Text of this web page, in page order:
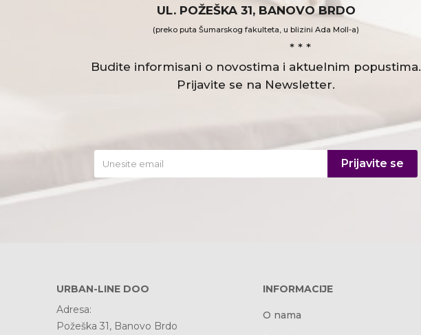
UL. POŽEŠKA 31, BANOVO BRDO
(preko puta Šumarskog fakulteta, u blizini Ada Moll-a)
* * *
Budite informisani o novostima i aktuelnim popustima.
Prijavite se na Newsletter.
Prijavite se
URBAN-LINE DOO
Adresa:
Požeška 31, Banovo Brdo
INFORMACIJE
O nama